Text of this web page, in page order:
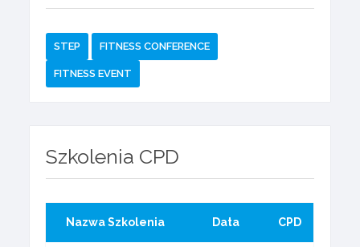
STEP FITNESS CONFERENCE
FITNESS EVENT
Szkolenia CPD
Nazwa Szkolenia Data CPD